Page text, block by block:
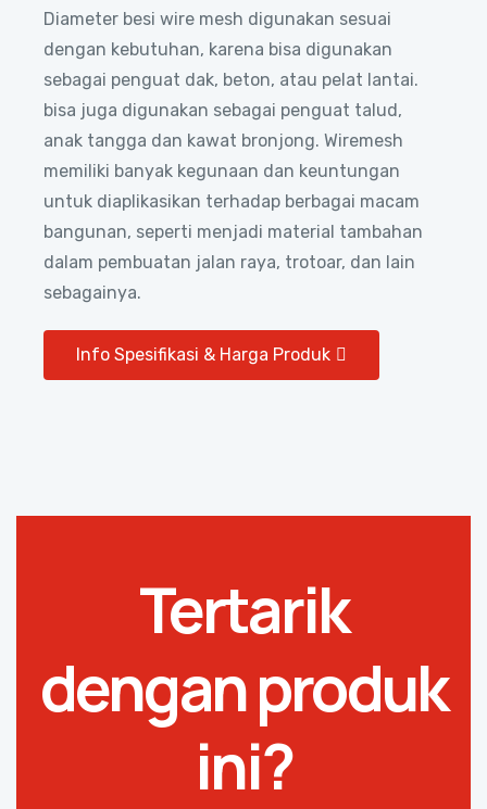
Diameter besi wire mesh digunakan sesuai
dengan kebutuhan, karena bisa digunakan
sebagai penguat dak, beton, atau pelat lantai.
bisa juga digunakan sebagai penguat talud,
anak tangga dan kawat bronjong. Wiremesh
memiliki banyak kegunaan dan keuntungan
untuk diaplikasikan terhadap berbagai macam
bangunan, seperti menjadi material tambahan
dalam pembuatan jalan raya, trotoar, dan lain
sebagainya.
Info Spesifikasi & Harga Produk
Tertarik
dengan produk
ini?